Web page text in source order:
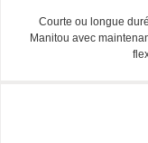
Courte ou longue
Manitou avec